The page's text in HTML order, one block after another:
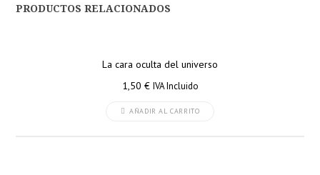
PRODUCTOS RELACIONADOS
La cara oculta del universo
1,50 € IVA Incluido
AÑADIR AL CARRITO